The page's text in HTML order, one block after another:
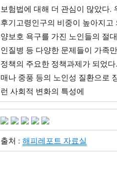
보험법에 대해 더 관심이 많았다.
후기고령인구의 비중이 높아지
양보호 욕구를 가진 노인들의 절
인질병 등 다양한 문제들이 가족
정책의 주요한 정책과제가 되었
매나 중풍 등의 노인성 질환으로
런 사회적 변화의 특성에
출처 : 해피레포트 자료실